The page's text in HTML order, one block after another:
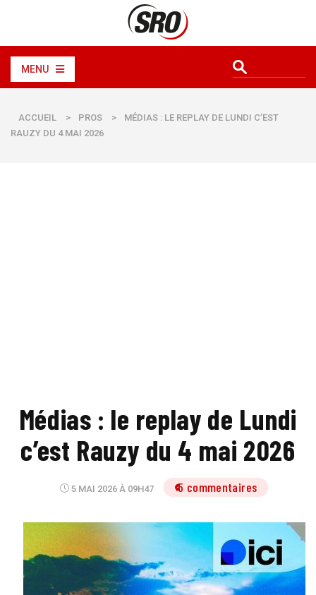
MENU
ACCUEIL > PROS >
MÉDIAS : LE REPLAY DE LUNDI C’EST
RAUZY DU 4 MAI 2026
Médias : le replay de Lundi
c’est Rauzy du 4 mai 2026
5 MAI 2026 À 09H47 5 commentaires